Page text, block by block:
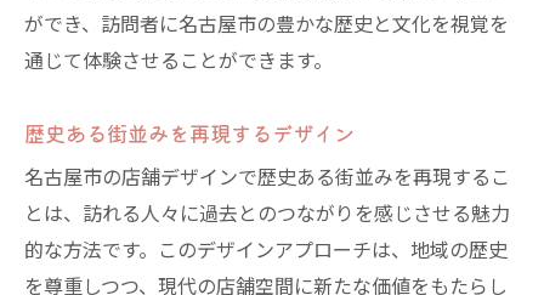
ができ、訪問者に名古屋市の豊かな歴史と文化を視覚を
通じて体験させることができます。
歴史ある街並みを再現するデザイン
名古屋市の店舗デザインで歴史ある街並みを再現するこ
とは、訪れる人々に過去とのつながりを感じさせる魅力
的な方法です。このデザインアプローチは、地域の歴史
を尊重しつつ、現代の店舗空間に新たな価値をもたらし